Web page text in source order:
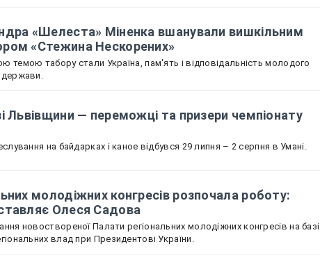
«Шелеста» Міненка вшанували вишкільним
«Стежина Нескорених»
темою табору стали Україна, пам'ять і відповідальність молодого
держави.
Львівщини — переможці та призери чемпіонату
на байдарках і каное відбувся 29 липня – 2 серпня в Умані.
молодіжних конгресів розпочала роботу:
Олеся Садова
новоствореної Палати регіональних молодіжних конгресів на базі
влад при Президентові України.